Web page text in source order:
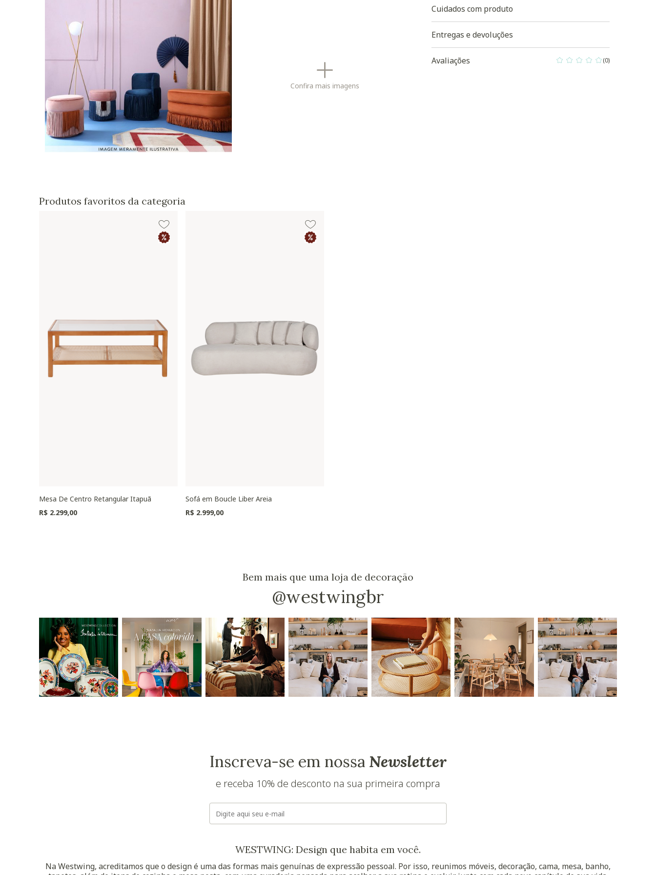
Confira mais imagens
Cuidados com produto
Entregas e devoluções
Avaliações 0 out of 5 Customer Rating
(0)
Produtos favoritos da categoria
Mesa De Centro Retangular Itapuã
R$ 2.299,00
Sofá em Boucle Liber Areia
R$ 2.999,00
Bem mais que uma loja de decoração
@westwingbr
Inscreva-se em nossa Newsletter
e receba 10% de desconto na sua primeira compra
WESTWING: Design que habita em você.
Na Westwing, acreditamos que o design é uma das formas mais genuínas de expressão pessoal. Por isso, reunimos móveis, decoração, cama, mesa, banho,